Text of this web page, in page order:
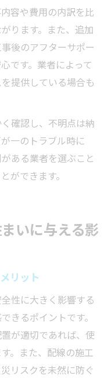
容や費用の内訳を比
ります。また、追加
後のアフターサポー
です。業者によって
提供している場合も
確認し、不明点は納
一のトラブル時に
ある業者を選ぶこと
ができます。
いに与える影
リット
性に大きく影響する
きるポイントです。
が適切であれば、使
。また、配線の施工
リスクを未然に防ぐ